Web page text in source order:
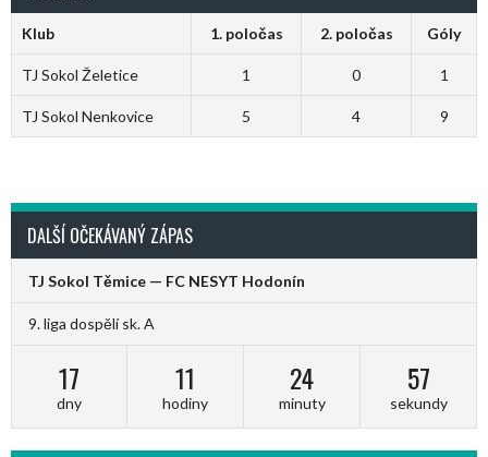
Klub 1. poločas 2. poločas Góly
TJ Sokol Želetice 1 0 1
TJ Sokol Nenkovice 5 4 9
DALŠÍ OČEKÁVANÝ ZÁPAS
TJ Sokol Těmice — FC NESYT Hodonín
9. liga dospělí sk. A
17
dny
11
hodiny
24
minuty
57
sekundy